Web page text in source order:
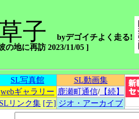
子
byデゴイチよく走る!
の地に再訪 2023/11/05 ]
SL写真館
SL動画集
webギャラリー 鹿瀬町通信/【続】
SLリンク集 [テ] ジオ・アーカイブ